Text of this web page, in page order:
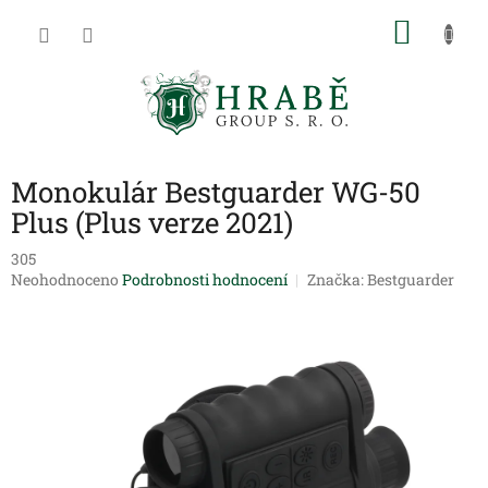
Monokulár Bestguarder WG-50
Plus (Plus verze 2021)
305
Průměrné
Neohodnoceno Podrobnosti hodnocení Značka:Bestguarder